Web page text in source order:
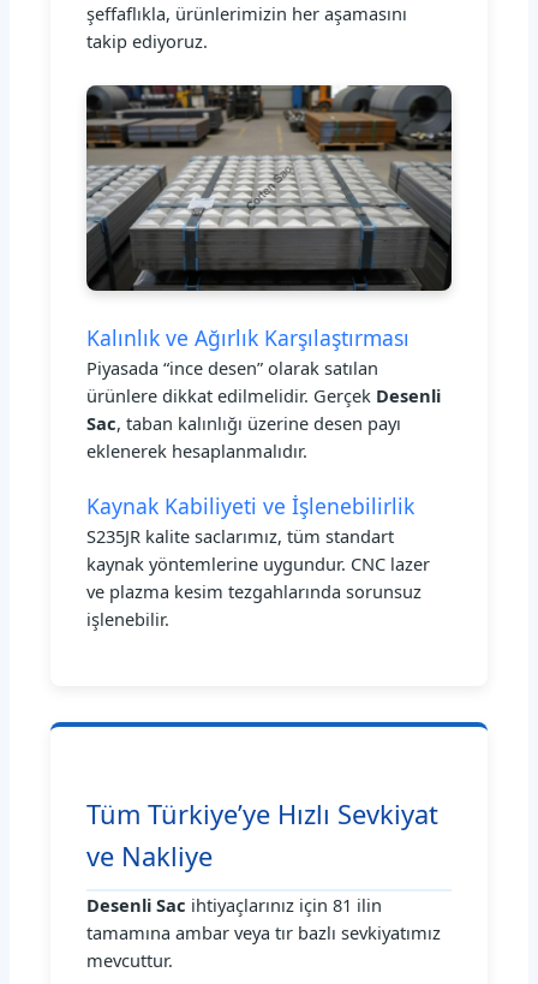
şeffaflıkla, ürünlerimizin her aşamasını
takip ediyoruz.
Kalınlık ve Ağırlık Karşılaştırması
Piyasada “ince desen” olarak satılan
ürünlere dikkat edilmelidir. Gerçek Desenli
Sac, taban kalınlığı üzerine desen payı
eklenerek hesaplanmalıdır.
Kaynak Kabiliyeti ve İşlenebilirlik
S235JR kalite saclarımız, tüm standart
kaynak yöntemlerine uygundur. CNC lazer
ve plazma kesim tezgahlarında sorunsuz
işlenebilir.
Tüm Türkiye’ye Hızlı Sevkiyat
ve Nakliye
Desenli Sac ihtiyaçlarınız için 81 ilin
tamamına ambar veya tır bazlı sevkiyatımız
mevcuttur.